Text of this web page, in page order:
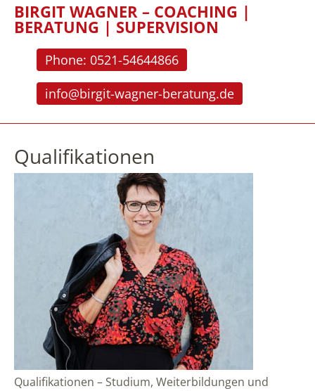
BIRGIT WAGNER – COACHING |
BERATUNG | SUPERVISION
Phone: 0521-54644866
info@birgit-wagner-beratung.de
Qualifikationen
Qualifikationen – Studium, Weiterbildungen und